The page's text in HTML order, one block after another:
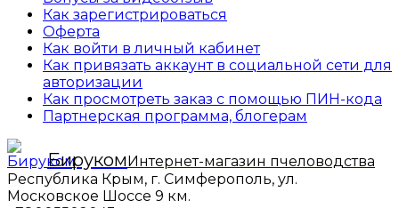
Как зарегистрироваться
Оферта
Как войти в личный кабинет
Как привязать аккаунт в социальной сети для
авторизации
Как просмотреть заказ с помощью ПИН-кода
Партнерская программа, блогерам
БирукомИнтернет-магазин пчеловодства
Республика Крым, г. Симферополь, ул.
Московское Шоссе 9 км.